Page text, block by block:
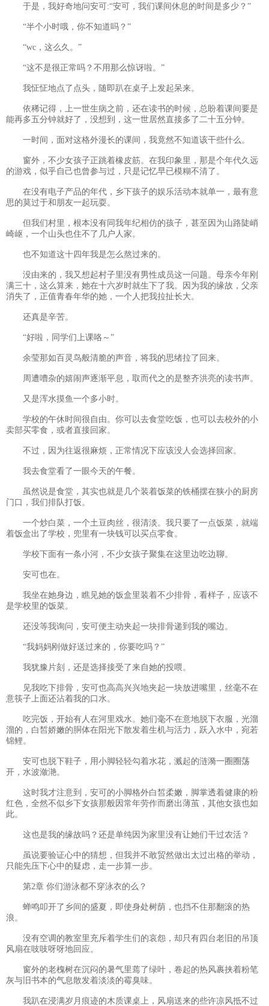
于是，我好奇地问安可:“安可，我们课间休息的时间是多少？”
“半个小时哦，你不知道吗？”
“wc，这么久。”
“这不是很正常吗？不用那么惊讶啦。”
我怔怔地点了点头，随即趴在桌子上发起呆来。
依稀记得，上一世生病之前，还在读书的时候，总盼着课间要是
能再多五分钟就好了，没想到，这一世居然直接多了二十五分钟。
一时间，面对这格外漫长的课间，我竟然不知道该干些什么。
窗外，不少女孩子正跳着橡皮筋。在我印象里，那是个年代久远
的游戏，似乎自己也曾参与过，只是记忆早已模糊不清了。
在没有电子产品的年代，乡下孩子的娱乐活动本就单一，最有意
思的莫过于和朋友一起玩耍。
但我们村里，根本没有同我年纪相仿的孩子，甚至因为山路陡峭
崎岖，一个山头也住不了几户人家。
也不知道这十四年我是怎么熬过来的。
没由来的，我又想起村子里没有男性成员这一问题。母亲今年刚
满三十，这么算来，她在十六岁时就生下了我。因为我的缘故，父亲
消失了，正值青春年华的她，一个人把我拉扯长大。
还真是辛苦。
“好啦，同学们上课咯～”
余莹那如百灵鸟般清脆的声音，将我的思绪拉了回来。
周遭嘈杂的嬉闹声逐渐平息，取而代之的是整齐洪亮的读书声。
又是浑水摸鱼一个多小时。
学校的午休时间很自由。你可以去食堂吃饭，也可以去校外的小
卖部买零食，或者直接回家。
不过，因为往返很麻烦，正常情况下应该没人会选择回家。
我去食堂看了一眼今天的午餐。
虽然说是食堂，其实也就是几个装着饭菜的铁桶摆在狭小的厨房
门口，我们排队打饭。
一个炒白菜，一个土豆肉丝，很清淡。我只要了一点饭菜，就端
着饭盒出了学校，兜里有一块钱可以买点零食。
学校下面有一条小河，不少女孩子聚集在这里边吃边聊。
安可也在。
我坐在她身边，瞧见她的饭盒里装着不少排骨，看样子，应该不
是学校里的饭菜。
还没等我询问，安可便主动夹起一块排骨递到我的嘴边。
“我妈妈刚做好送过来的，你要吃吗？”
我犹豫片刻，还是选择接受了来自她的投喂。
见我吃下排骨，安可也高高兴兴地夹起一块放进嘴里，丝毫不在
意筷子上面还沾着我的口水。
吃完饭，开始有人在河里戏水。她们毫不在意地脱下衣服，光溜
溜的，白皙娇嫩的胴体在阳光下散发着生机与活力，跃入水中，宛若
锦鲤。
安可也脱下鞋子，用小脚轻轻勾着水花，溅起的涟漪一圈圈荡
开，水波潋滟。
这时我才注意到，安可的小脚格外白皙柔嫩，脚掌透着健康的粉
红色，全然不似乡下女孩那般因常年劳作而磨出薄茧，其他女孩也如
此。
这也是我的缘故吗？还是单纯因为家里没有让她们干过农活？
虽说要验证心中的猜想，但我并不敢贸然做出太过出格的举动，
只能先压下心中的疑虑，走一步算一步。
第2章 你们游泳都不穿泳衣的么？
蝉鸣叩开了乡间的盛夏，即使身处树荫，也挡不住那翻滚的热
浪。
没有空调的教室里充斥着学生们的哀怨，却只有四台老旧的吊顶
风扇在吱吱呀呀地回应。
窗外的老槐树在沉闷的暑气里蔫了绿叶，卷起的热风裹挟着粉笔
灰与旧书本的气息散发着淡淡的霉臭味。
我趴在浸满岁月痕迹的木质课桌上，风扇送来的些许凉风抵不过